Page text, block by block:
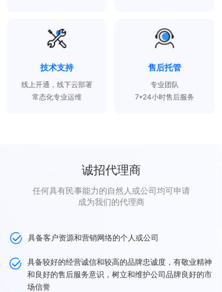
技术支持
线上开通，线下云部署
常态化专业运维
售后托管
专业团队
7*24小时售后服务
诚招代理商
任何具有民事能力的自然人或公司均可申请
成为我们的代理商
具备客户资源和营销网络的个人或公司
具备较好的经营诚信和较高的品牌忠诚度，有敬业精神
和良好的售后服务意识，树立和维护公司品牌良好的市
场信誉